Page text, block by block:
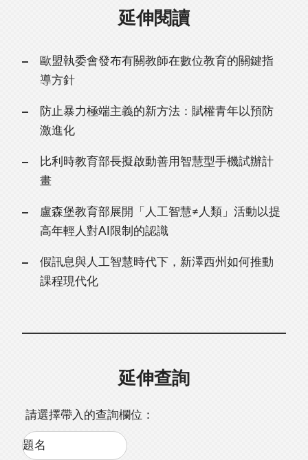
延伸閱讀
歐盟執委會發布有關教師在數位教育的關鍵指
導方針
防止暴力極端主義的新方法：賦權青年以預防
激進化
比利時教育部長擬啟動善用智慧型手機試辦計
畫
盧森堡教育部展開「人工智慧≠人類」活動以提
高年輕人對AI限制的認識
假訊息與人工智慧時代下，新澤西州如何推動
課程現代化
延伸查詢
請選擇帶入的查詢欄位：